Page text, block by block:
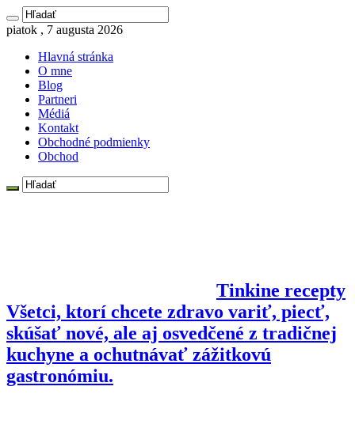
piatok , 7 augusta 2026
Hlavná stránka
O mne
Blog
Partneri
Médiá
Kontakt
Obchodné podmienky
Obchod
Tinkine recepty
Všetci, ktorí chcete zdravo variť, piecť,
skúšať nové, ale aj osvedčené z tradičnej
kuchyne a ochutnávať zážitkovú
gastronómiu.